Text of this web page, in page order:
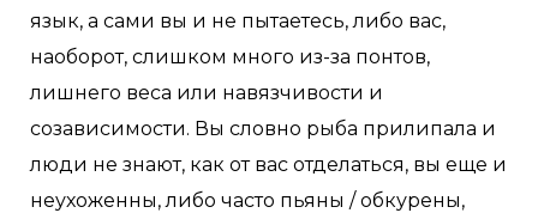
язык, а сами вы и не пытаетесь, либо вас,
наоборот, слишком много из-за понтов,
лишнего веса или навязчивости и
созависимости. Вы словно рыба прилипала и
люди не знают, как от вас отделаться, вы еще и
неухоженны, либо часто пьяны / обкурены,